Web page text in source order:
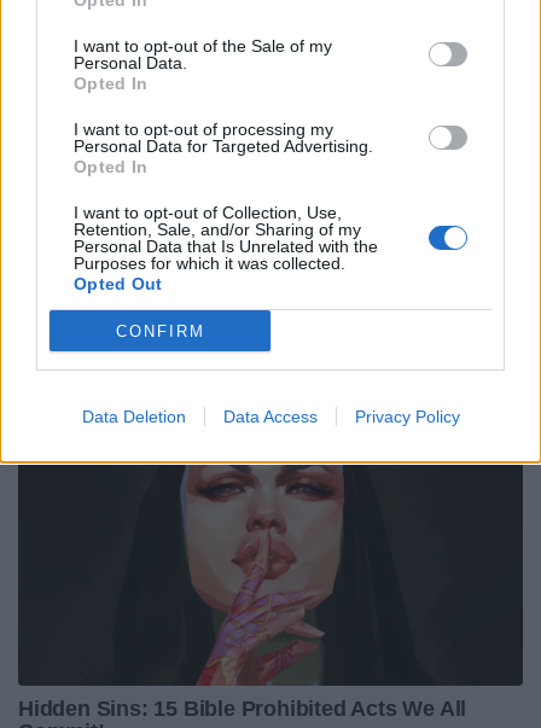
I want to opt-out of the Sale of my
Personal Data.
Opted In
I want to opt-out of processing my
Personal Data for Targeted Advertising.
Opted In
I want to opt-out of Collection, Use,
Retention, Sale, and/or Sharing of my
Personal Data that Is Unrelated with the
Purposes for which it was collected.
Opted Out
CONFIRM
Data Deletion Data Access Privacy Policy